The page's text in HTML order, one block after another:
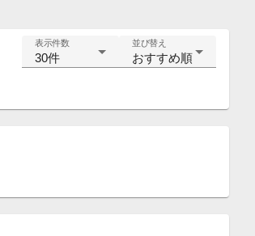
表示件数
30件
並び替え
おすすめ順